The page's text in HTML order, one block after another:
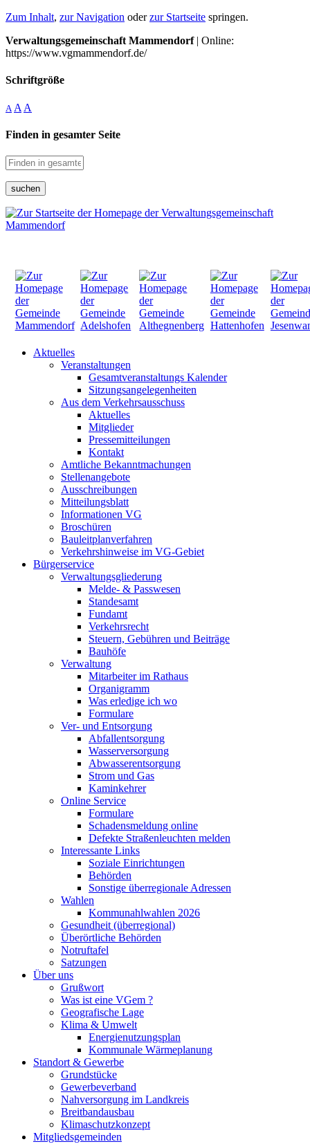
Zum Inhalt, zur Navigation oderzur Startseite springen.
Verwaltungsgemeinschaft Mammendorf| Online:
https://www.vgmammendorf.de/
Schriftgröße
A A A
Finden in gesamter Seite
suchen
Aktuelles
Veranstaltungen
Gesamtveranstaltungs Kalender
Sitzungsangelegenheiten
Aus dem Verkehrsausschuss
Aktuelles
Mitglieder
Pressemitteilungen
Kontakt
Amtliche Bekanntmachungen
Stellenangebote
Ausschreibungen
Mitteilungsblatt
Informationen VG
Broschüren
Bauleitplanverfahren
Verkehrshinweise im VG-Gebiet
Bürgerservice
Verwaltungsgliederung
Melde- & Passwesen
Standesamt
Fundamt
Verkehrsrecht
Steuern, Gebühren und Beiträge
Bauhöfe
Verwaltung
Mitarbeiter im Rathaus
Organigramm
Was erledige ich wo
Formulare
Ver- und Entsorgung
Abfallentsorgung
Wasserversorgung
Abwasserentsorgung
Strom und Gas
Kaminkehrer
Online Service
Formulare
Schadensmeldung online
Defekte Straßenleuchten melden
Interessante Links
Soziale Einrichtungen
Behörden
Sonstige überregionale Adressen
Wahlen
Kommunahlwahlen 2026
Gesundheit (überregional)
Überörtliche Behörden
Notruftafel
Satzungen
Über uns
Grußwort
Was ist eine VGem ?
Geografische Lage
Klima & Umwelt
Energienutzungsplan
Kommunale Wärmeplanung
Standort & Gewerbe
Grundstücke
Gewerbeverband
Nahversorgung im Landkreis
Breitbandausbau
Klimaschutzkonzept
Mitgliedsgemeinden